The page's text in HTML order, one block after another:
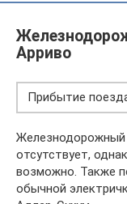
Арриво
Прибытие
Железнодорожный
отсутствует,
возможно. Также
обычной